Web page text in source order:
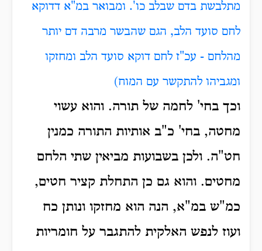
מתלבשת בדם שבלב כו'. ומבואר במ"א דדוקא
לחם סועד הלב, הגם שהבשר מרבה דם יותר
מהלחם - עכ"ז לחם דוקא סועד הלב ומחזקו
ומגביהו להתקשר עם המוח)
וכך בחי' לחמה של תורה. והוא עשוי
מחטה, בחי' כ"ב אותיות התורה כמנין
חט"ה. ולכן בשבועות מביאין שתי הלחם
מחטים. והוא גם כן התחלת קציר חטים,
כמ"ש במ"א, הנה הוא מחזקו ונותן כח
ועוז לנפש האלקית להתגבר על חומריות